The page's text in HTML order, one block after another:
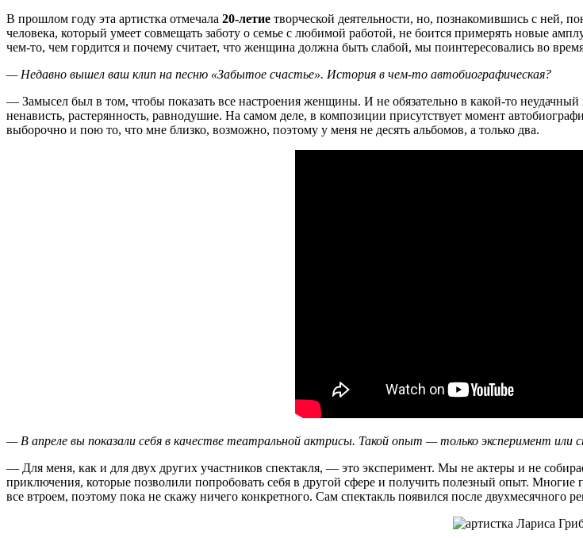
В прошлом году эта артистка отмечала 20-летие творческой деятельности, но, познакомившись с ней,
человека, который умеет совмещать заботу о семье с любимой работой, не боится примерять новые
чем-то, чем гордится и почему считает, что женщина должна быть слабой, мы поинтересовались во
— Недавно вышел ваш клип на песню «Забытое счастье». История в чем-то автобиографическая?
— Замысел был в том, чтобы показать все настроения женщины. И не обязательно в какой-то
ненависть, растерянность, равнодушие. На самом деле, в композиции присутствует момент
выборочно и пою то, что мне близко, возможно, поэтому у меня не десять альбомов, а только два.
— В апреле вы показали себя в качестве театральной актрисы. Такой опыт — только эксперимент
— Для меня, как и для двух других участников спектакля, — это эксперимент. Мы не актеры и не
приключения, которые позволили попробовать себя в другой сфере и получить полезный опыт.
все втроем, поэтому пока не скажу ничего конкретного. Сам спектакль появился после